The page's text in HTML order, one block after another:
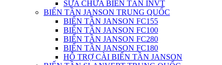
SỬA CHỮA BIẾN TẦN INVT
BIẾN TẦN JANSON TRUNG QUỐC
BIẾN TẦN JANSON FC155
BIẾN TẦN JANSON FC100
BIẾN TẦN JANSON FC280
BIẾN TẦN JANSON FC180
HỖ TRỢ CÀI BIẾN TẦN JANSON